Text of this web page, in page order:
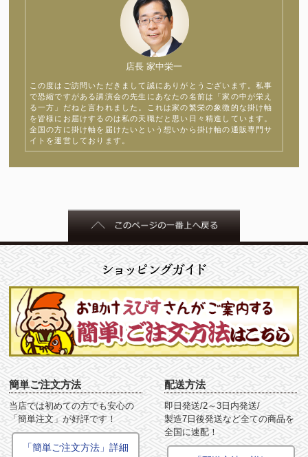
店長 家中栄一
この度はご訪問いただきまして誠にありがとうございます。私事
で恐縮ですがある講演会の先生にあなたの名前は「家の中が栄え
る一方」だねと言われました。これは家の繁栄の象徴的な掛け軸
を皆様にお届けするのは私の天職だと思い日々精進しています。
全国の方に掛け軸を届けたいという想いから掛け軸の通販専門サ
イトを運営しております。
簡単ご注文方法
当店では初めての方でも安心の
「簡単注文」が好評です！
「簡単ご注文方法」詳細
配送方法
即日発送/2～3日内発送/
製造7日後発送など全ての商品を
全国に速配！